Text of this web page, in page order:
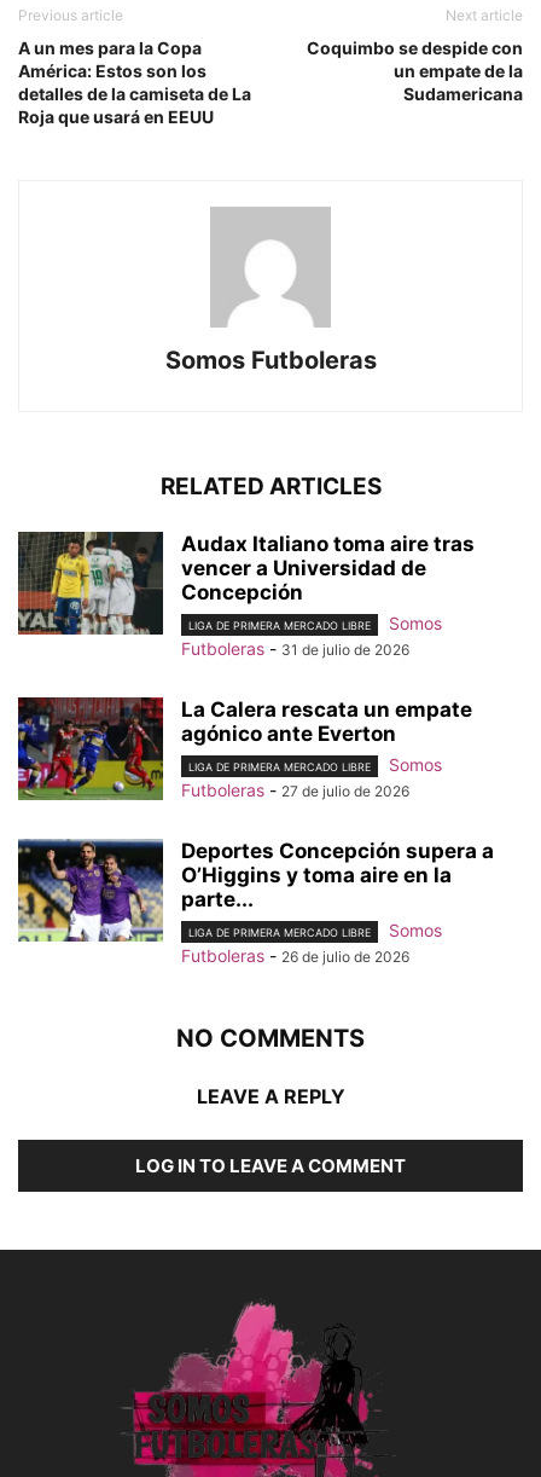
Previous article
A un mes para la Copa
América: Estos son los
detalles de la camiseta de La
Roja que usará en EEUU
Next article
Coquimbo se despide con
un empate de la
Sudamericana
Somos Futboleras
RELATED ARTICLES
Audax Italiano toma aire tras
vencer a Universidad de
Concepción
LIGA DE PRIMERA MERCADO LIBRE
Somos
Futboleras - 31 de julio de 2026
La Calera rescata un empate
agónico ante Everton
LIGA DE PRIMERA MERCADO LIBRE
Somos
Futboleras - 27 de julio de 2026
Deportes Concepción supera a
O’Higgins y toma aire en la
parte...
LIGA DE PRIMERA MERCADO LIBRE
Somos
Futboleras - 26 de julio de 2026
NO COMMENTS
LEAVE A REPLY
LOG IN TO LEAVE A COMMENT